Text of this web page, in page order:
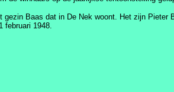
gezin Baas dat in De Nek woont. Het zijn
februari 1948.